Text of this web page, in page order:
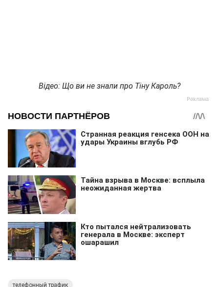
Відео: Що ви не знали про Тіну Кароль?
телефонный трафик